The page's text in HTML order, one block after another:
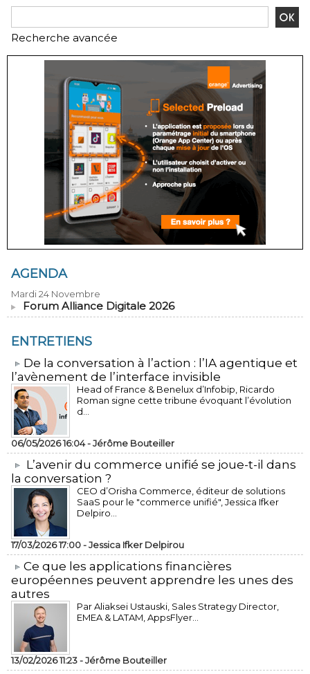
Recherche avancée
AGENDA
Mardi 24 Novembre
Forum Alliance Digitale 2026
ENTRETIENS
​De la conversation à l’action : l’IA agentique et
l’avènement de l’interface invisible
Head of France & Benelux d’Infobip, Ricardo
Roman signe cette tribune évoquant l’évolution
d...
06/05/2026 16:04 -Jérôme Bouteiller
L’avenir du commerce unifié se joue-t-il dans
la conversation ?
CEO d’Orisha Commerce, éditeur de solutions
SaaS pour le "commerce unifié", Jessica Ifker
Delpiro...
17/03/2026 17:00 -Jessica Ifker Delpirou
​Ce que les applications financières
européennes peuvent apprendre les unes des
autres
Par Aliaksei Ustauski, Sales Strategy Director,
EMEA & LATAM, AppsFlyer...
13/02/2026 11:23 -Jérôme Bouteiller